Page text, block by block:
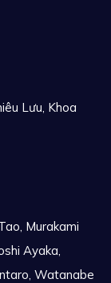
Lưu, Khoa
Murakami
Ayaka,
Watanabe